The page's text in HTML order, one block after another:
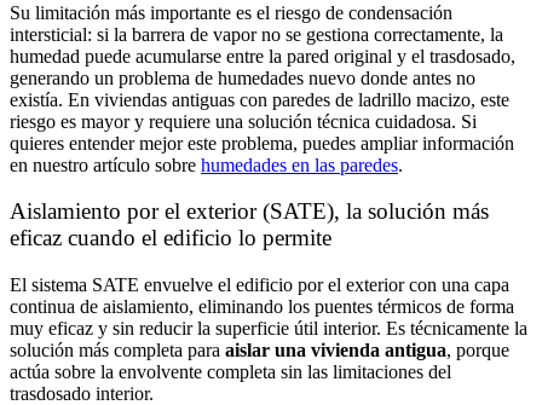
Su limitación más importante es el riesgo de condensación
intersticial: si la barrera de vapor no se gestiona correctamente, la
humedad puede acumularse entre la pared original y el trasdosado,
generando un problema de humedades nuevo donde antes no
existía. En viviendas antiguas con paredes de ladrillo macizo, este
riesgo es mayor y requiere una solución técnica cuidadosa. Si
quieres entender mejor este problema, puedes ampliar información
en nuestro artículo sobre humedades en las paredes.
Aislamiento por el exterior (SATE), la solución más
eficaz cuando el edificio lo permite
El sistema SATE envuelve el edificio por el exterior con una capa
continua de aislamiento, eliminando los puentes térmicos de forma
muy eficaz y sin reducir la superficie útil interior. Es técnicamente la
solución más completa para aislar una vivienda antigua, porque
actúa sobre la envolvente completa sin las limitaciones del
trasdosado interior.